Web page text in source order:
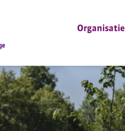
Organisatie